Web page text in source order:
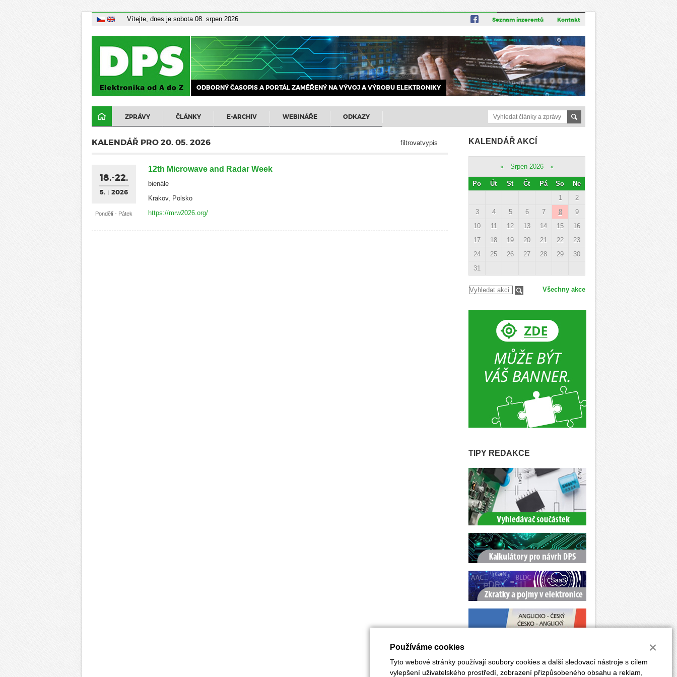
Vítejte, dnes je sobota 08. srpen 2026 Seznam inzerentů Kontakt
ODBORNÝ ČASOPIS A PORTÁL ZAMĚŘENÝ NA VÝVOJ A VÝROBU ELEKTRONIKY
ZPRÁVY ČLÁNKY E-ARCHIV WEBINÁŘE ODKAZY
filtrovatvypis
KALENDÁŘ PRO 20. 05. 2026
18.-22.
5. 2026
Pondělí - Pátek
12th Microwave and Radar Week
bienále
Krakov, Polsko
https://mrw2026.org/
KALENDÁŘ AKCÍ
« Srpen 2026 »
Po Út St Čt Pá So
Ne
1
2
3
4 5 6 7 8
9
10
11 12 13 14 15
16
17
18 19 20 21 22
23
24
25 26 27 28 29
30
31
Všechny akce
TIPY REDAKCE
Používáme cookies
Tyto webové stránky používají soubory cookies a další sledovací nástroje s cílem
vylepšení uživatelského prostředí, zobrazení přizpůsobeného obsahu a reklam,
×